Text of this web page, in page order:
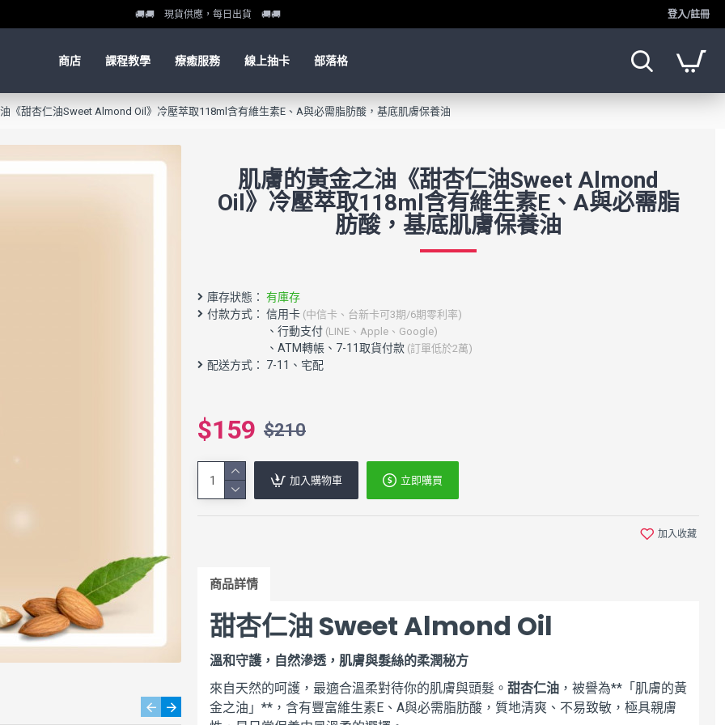
🚚🚚 現貨供應，每日出貨 🚚🚚 登入/註冊
商店 課程教學 療癒服務 線上抽卡 部落格
《甜杏仁油Sweet Almond Oil》冷壓萃取118ml含有維生素E、A與必需脂肪酸，基底肌膚保養油
肌膚的黃金之油《甜杏仁油Sweet Almond
Oil》冷壓萃取118ml含有維生素E、A與必需脂
肪酸，基底肌膚保養油
庫存狀態： 有庫存
付款方式： 信用卡 (中信卡、台新卡可3期/6期零利率)
配送方式： 7-11、宅配
$159 $210
加入購物車 立即購買
加入收藏
商品詳情
甜杏仁油 Sweet Almond Oil
溫和守護，自然滲透，肌膚與髮絲的柔潤秘方
來自天然的呵護，最適合溫柔對待你的肌膚與頭髮。 甜杏仁油 ，被譽為**「肌膚的黃
金之油」**，含有豐富維生素E、A與必需脂肪酸，質地清爽、不易致敏，極具親膚